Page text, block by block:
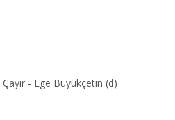
- Ege Büyükçetin (d)